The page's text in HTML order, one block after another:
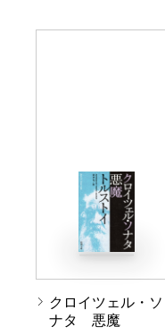
クロイツェル・ソ
ナタ 悪魔